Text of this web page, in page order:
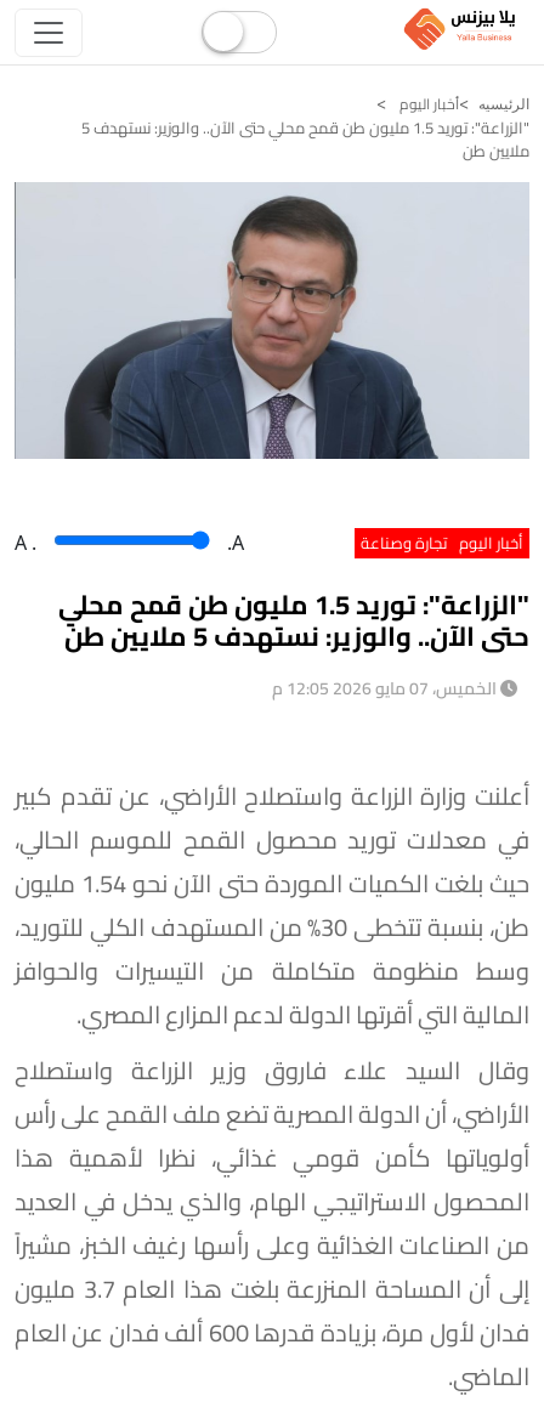
الرئيسيه أخبار اليوم
"الزراعة": توريد 1.5 مليون طن قمح محلي حتى الآن.. والوزير: نستهدف 5
ملايين طن
أخبار اليوم تجارة وصناعة A . .A
"الزراعة": توريد 1.5 مليون طن قمح محلي
حتى الآن.. والوزير: نستهدف 5 ملايين طن
الخميس، 07 مايو 2026 12:05 م
أعلنت وزارة الزراعة واستصلاح الأراضي، عن تقدم كبير
في معدلات توريد محصول القمح للموسم الحالي،
حيث بلغت الكميات الموردة حتى الآن نحو 1.54 مليون
طن، بنسبة تتخطى 30% من المستهدف الكلي للتوريد،
وسط منظومة متكاملة من التيسيرات والحوافز
المالية التي أقرتها الدولة لدعم المزارع المصري.
وقال السيد علاء فاروق وزير الزراعة واستصلاح
الأراضي، أن الدولة المصرية تضع ملف القمح على رأس
أولوياتها كأمن قومي غذائي، نظرا لأهمية هذا
المحصول الاستراتيجي الهام، والذي يدخل في العديد
من الصناعات الغذائية وعلى رأسها رغيف الخبز، مشيراً
إلى أن المساحة المنزرعة بلغت هذا العام 3.7 مليون
فدان لأول مرة، بزيادة قدرها 600 ألف فدان عن العام
الماضي.